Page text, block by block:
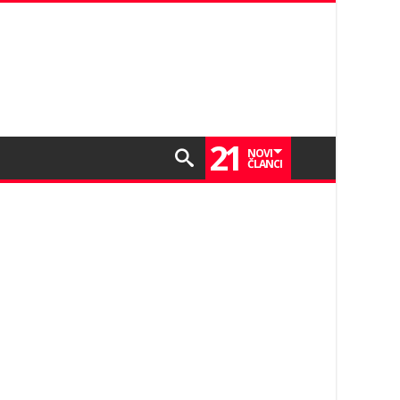
21 NOVI
ČLANCI